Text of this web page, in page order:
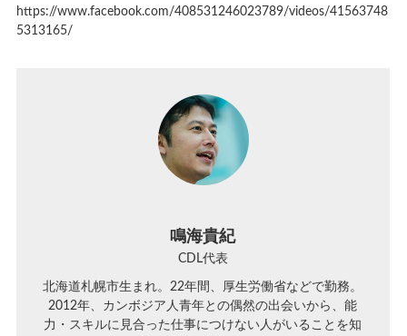
https://www.facebook.com/408531246023789/videos/41563748
5313165/
鳴海貴紀
CDL代表
北海道札幌市生まれ。22年間、厚生労働省などで勤務。
2012年、カンボジア人青年との偶然の出会いから、能
力・スキルに見合った仕事につけない人がいることを知